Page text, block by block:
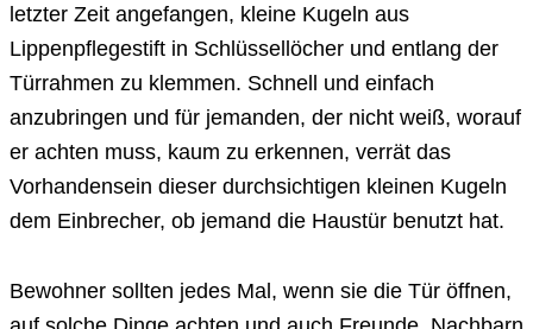
letzter Zeit angefangen, kleine Kugeln aus
Lippenpflegestift in Schlüssellöcher und entlang der
Türrahmen zu klemmen. Schnell und einfach
anzubringen und für jemanden, der nicht weiß, worauf
er achten muss, kaum zu erkennen, verrät das
Vorhandensein dieser durchsichtigen kleinen Kugeln
dem Einbrecher, ob jemand die Haustür benutzt hat.
Bewohner sollten jedes Mal, wenn sie die Tür öffnen,